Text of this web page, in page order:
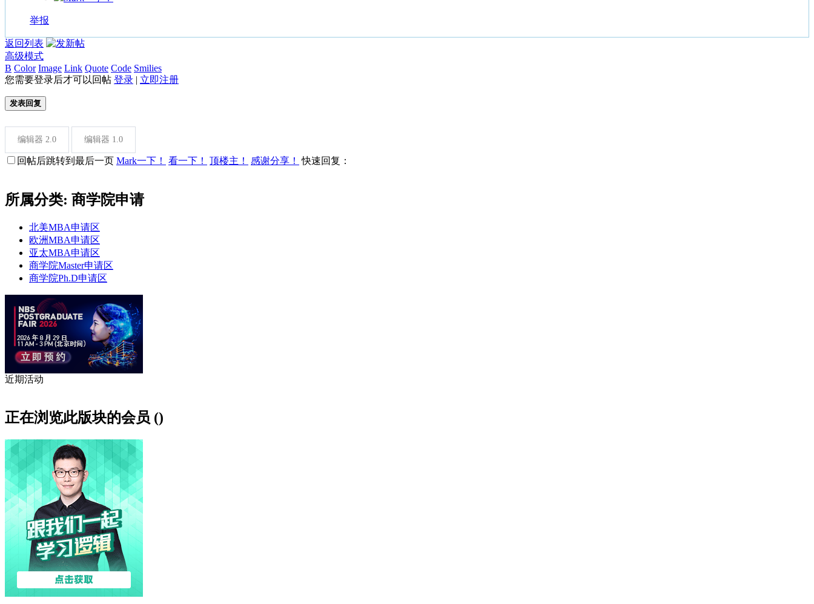
举报
返回列表
高级模式
B Color Image Link Quote Code Smilies
您需要登录后才可以回帖 登录 | 立即注册
发表回复
编辑器 2.0 编辑器 1.0
回帖后跳转到最后一页 Mark一下！ 看一下！ 顶楼主！ 感谢分享！ 快速回复：
所属分类: 商学院申请
北美MBA申请区
欧洲MBA申请区
亚太MBA申请区
商学院Master申请区
商学院Ph.D申请区
近期活动
正在浏览此版块的会员 ()